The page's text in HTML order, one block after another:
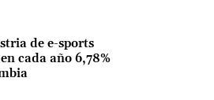
de e-sports
cada año 6,78%